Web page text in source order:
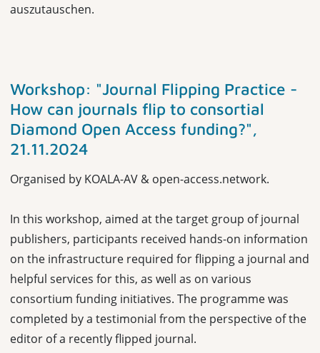
auszutauschen.
Workshop: "Journal Flipping Practice -
How can journals flip to consortial
Diamond Open Access funding?",
21.11.2024
Organised by KOALA-AV & open-access.network.
In this workshop, aimed at the target group of journal
publishers, participants received hands-on information
on the infrastructure required for flipping a journal and
helpful services for this, as well as on various
consortium funding initiatives. The programme was
completed by a testimonial from the perspective of the
editor of a recently flipped journal.